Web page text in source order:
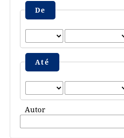
De
Até
Autor